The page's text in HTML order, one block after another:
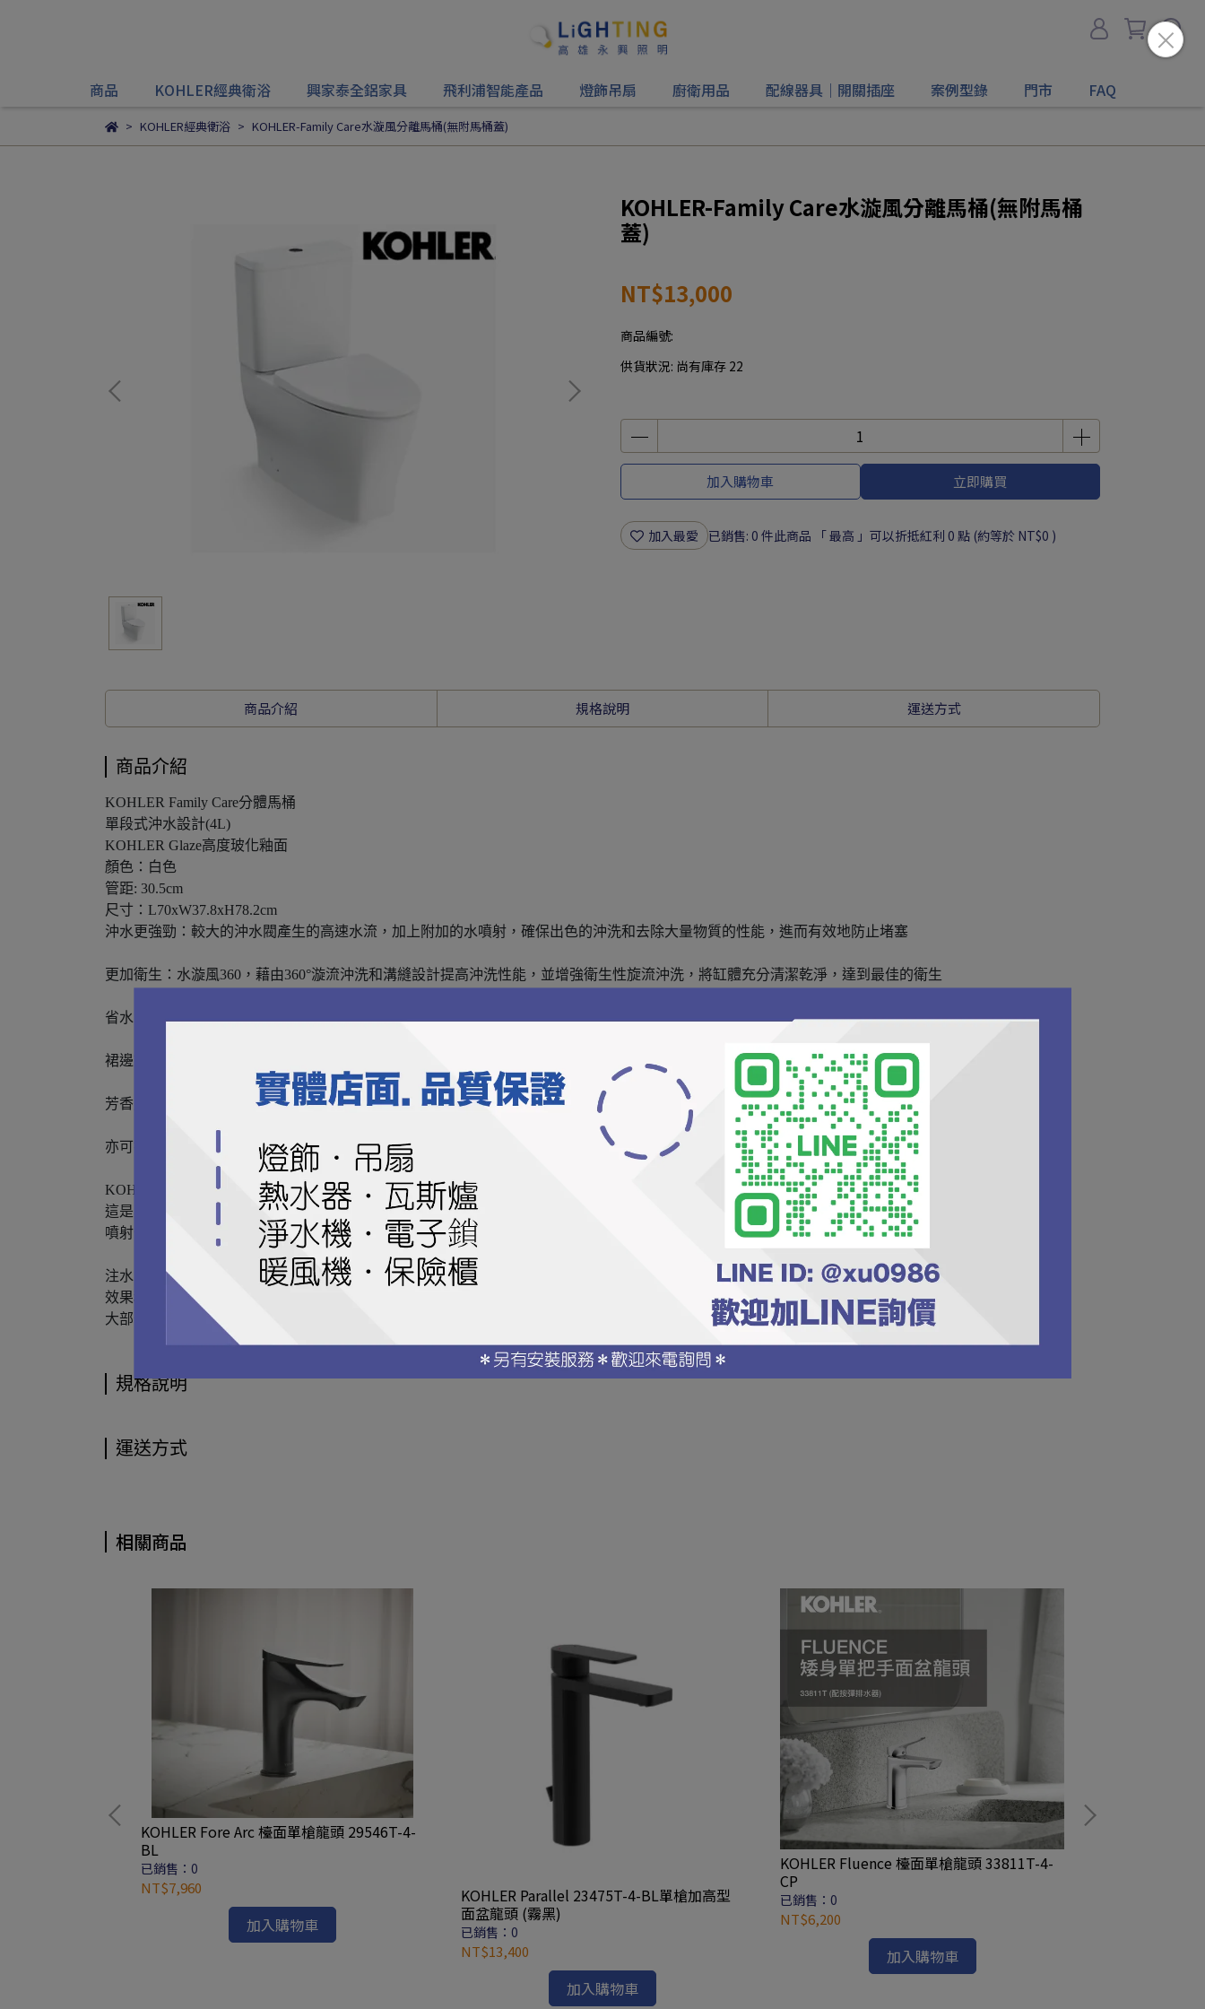
商品 KOHLER經典衛浴 興家泰全鋁家具 飛利浦智能產品 燈飾吊扇 廚衛用品 配線器具｜開關插座 案例型錄 門市 FAQ
KOHLER經典衛浴 KOHLER-Family Care水漩風分離馬桶(無附馬桶蓋)
KOHLER-Family Care水漩風分離馬桶(無附馬桶
蓋)
NT$13,000
商品編號:
供貨狀況: 尚有庫存 22
加入購物車 立即購買
加入最愛 已銷售: 0 件此商品 「 最高 」可以折抵紅利 0 點 (約等於 NT$0 )
商品介紹 規格說明 運送方式
商品介紹
KOHLER Family Care分體馬桶
單段式沖水設計(4L)
KOHLER Glaze高度玻化釉面
顏色：白色
管距: 30.5cm
尺寸：L70xW37.8xH78.2cm
沖水更強勁：較大的沖水閥產生的高速水流，加上附加的水噴射，確保出色的沖洗和去除大量物質的性能，進而有效地防止堵塞
更加衛生：水漩風360，藉由360°漩流沖洗和溝縫設計提高沖洗性能，並增強衛生性旋流沖洗，將缸體充分清潔乾淨，達到最佳的衛生
省水：節約用水 (3/4.8 L) 滿足綠建築標準
裙邊設計：全包的缸體裙邊設計，細菌髒污無處可藏，同時確保美觀與潔淨
芳香馬桶蓋：具有除臭功能的馬桶蓋散發出令人愉悅的氣味，可改善浴室環境
亦可搭配Kohler全系列電腦馬桶蓋
KOHLER的馬桶擁有寬闊的排污管，內壁涂釉確保排污順暢絕無阻塞，
這是其他品牌望塵莫及的虹吸式衝水系統，加速了水流推進，有效排污；
噴射分水孔，採用圓形中孔，水力充沛而不噴濺；
注水閥，安裝容易性能可靠，三螺栓系統連接水箱與座廁：安裝方式容易，
效果穩固，沒有一般二螺栓系統水箱前後搖擺的弊病，
大部分型號產品均將衝水擎安裝在水箱側面，不但更耐用，更可留空水箱蓋板面放置物品。
規格說明
運送方式
相關商品
KOHLER Fore Arc 檯面單槍龍頭 29546T-4-
BL
已銷售：0
NT$7,960
加入購物車
KOHLER Parallel 23475T-4-BL單槍加高型
面盆龍頭 (霧黑)
已銷售：0
NT$13,400
加入購物車
KOHLER Fluence 檯面單槍龍頭 33811T-4-
CP
已銷售：0
NT$6,200
加入購物車